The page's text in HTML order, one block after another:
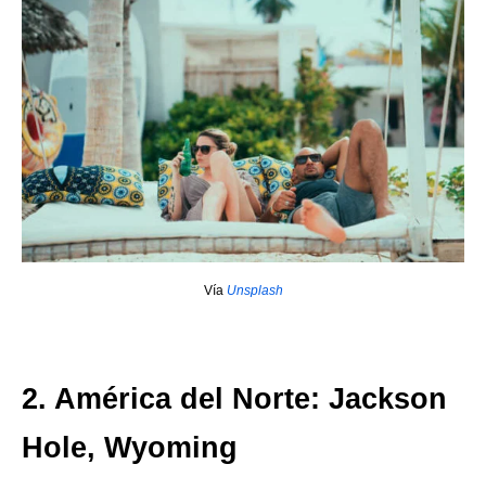
Vía Unsplash
2. América del Norte: Jackson
Hole, Wyoming